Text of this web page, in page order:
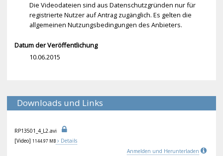
Die Videodateien sind aus Datenschutzgründen nur für
registrierte Nutzer auf Antrag zugänglich. Es gelten die
allgemeinen Nutzungsbedingungen des Anbieters.
Datum der Veröffentlichung
10.06.2015
Downloads und Links
RP13501_4_L2 .avi
[Video] 1144.97 MB
Details
Anmelden und Herunterladen